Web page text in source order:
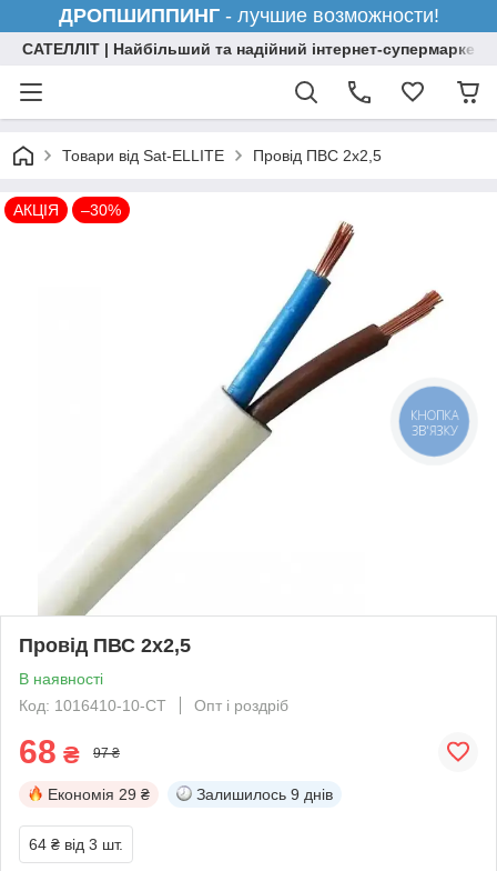
ДРОПШИППИНГ- лучшие возможности!
САТЕЛЛІТ | Найбільший та надійний інтернет-супермаркет
Товари від Sat-ELLITE Провiд ПВС 2х2,5
АКЦІЯ –30%
Провiд ПВС 2х2,5
В наявності
Код: 1016410-10-СТ
Опт і роздріб
68 ₴ 97 ₴
Економія 29 ₴ Залишилось 9 днів
64 ₴ від 3 шт.
КНОПКА
ЗВ'ЯЗКУ